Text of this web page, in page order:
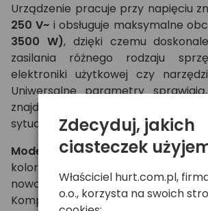
Urządzenie pracuje przy napięciu
250 V~ i obsługuje maksymalne
3500 W), dzięki czemu
zasilania różnego rodzaju
elektroniki użytkowej czy
Uniwersalne parametry
znajduje zastosowanie w
sytuacjach.
Model P904Wwyróżnia się
kolorem, który dobrze
nowoczesnymi, jak i
Kompaktowe wymiary90 × 74 ×
Zdecyduj, jakich
ciasteczek
Właściciel hurt.com.pl,
o.o., korzysta na swoich